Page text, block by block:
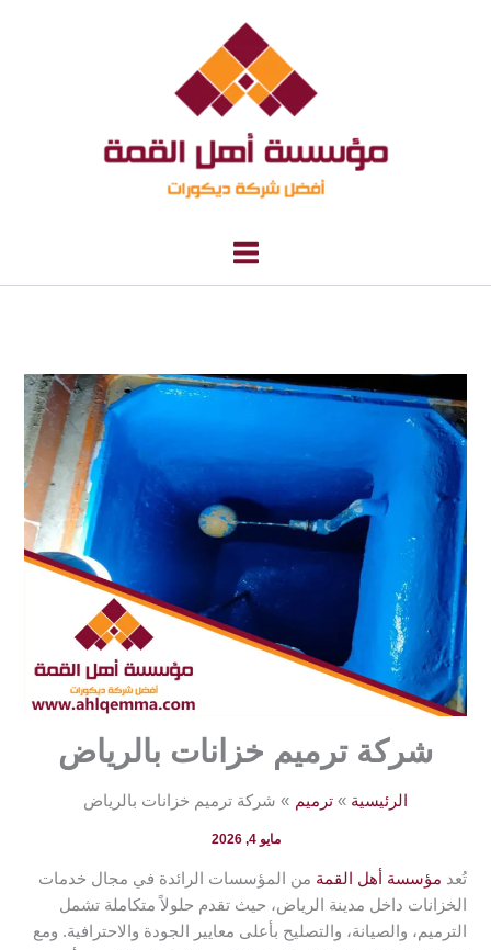
شركة ترميم خزانات بالرياض
الرئيسية ترميم شركة ترميم خزانات بالرياض
مايو 4, 2026
تُعد مؤسسة أهل القمة من المؤسسات الرائدة في مجال خدمات
الخزانات داخل مدينة الرياض، حيث تقدم حلولاً متكاملة تشمل
الترميم، والصيانة، والتصليح بأعلى معايير الجودة والاحترافية. ومع